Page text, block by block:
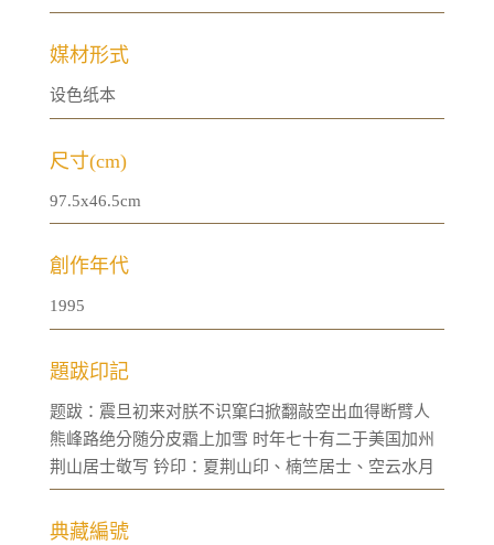
媒材形式
设色纸本
尺寸(cm)
97.5x46.5cm
創作年代
1995
題跋印記
题跋：震旦初来对朕不识窠臼掀翻敲空出血得断臂人
熊峰路绝分随分皮霜上加雪 时年七十有二于美国加州
荆山居士敬写 钤印：夏荆山印、楠竺居士、空云水月
典藏編號